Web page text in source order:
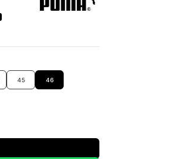
45 46